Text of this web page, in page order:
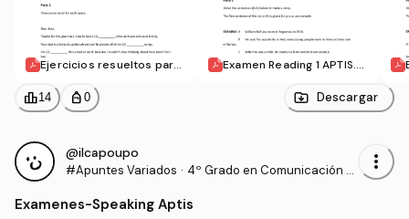
Ejercicios resueltos para
df
Examen Reading 1 APTIS.p
leaderboard14 personal_bag 0 Descargar
@ilcapoupo
#Apuntes Variados · 4º Grado en Comunicación A
more_vert
Examenes-Speaking Aptis